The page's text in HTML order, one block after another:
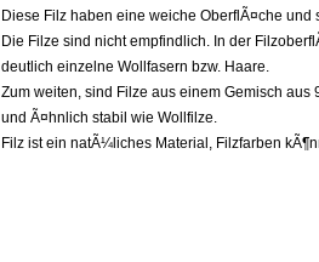
Diese Filz haben eine weiche OberflÃ¤che und
Die Filze sind nicht empfindlich. In der
deutlich einzelne Wollfasern bzw. Haare.
Zum weiten, sind Filze aus einem Gemisch
und Ã¤hnlich stabil wie Wollfilze.
Filz ist ein natÃ¼liches Material, Filzfarben